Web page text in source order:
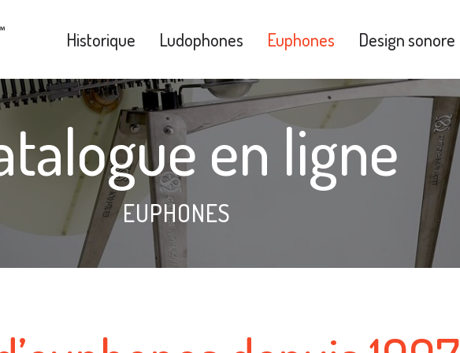
Historique Ludophones Euphones Design sonore
en ligne
EUPHONES